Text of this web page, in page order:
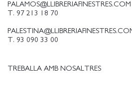
PALAMOS@LLIBRERIAFINESTRES.COM
T. 97 213 18 70
T. 93 090 33 00
TREBALLA AMB NOSALTRES